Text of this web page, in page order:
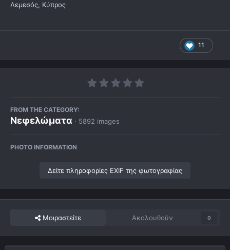
Λεμεσός, Κύπρος
11
FROM THE CATEGORY:
Νεφελώματα · 5892 images
PHOTO INFORMATION
Δείτε πληροφορίες EXIF της φωτογραφίας
Μοιραστείτε Ακολουθούν 0